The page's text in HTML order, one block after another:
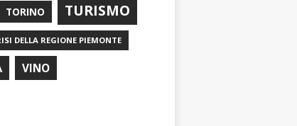
TORINO TURISMO
DELLA REGIONE PIEMONTE
VINO